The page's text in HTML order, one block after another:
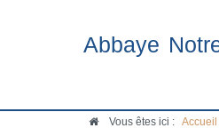
Abbaye
Vous êtes ici : Accueil